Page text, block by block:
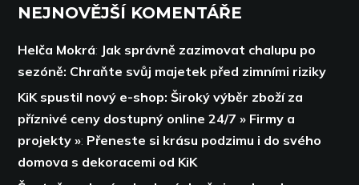
NEJNOVĚJŠÍ KOMENTÁŘE
Helča Mokrá: Jak správně zazimovat chalupu po
sezóně: Chraňte svůj majetek před zimními riziky
KiK spustil nový e-shop: Široký výběr zboží za
příznivé ceny dostupný online 24/7 » Firmy a
projekty »: Přeneste si krásu podzimu i do svého
domova s dekoracemi od KiK